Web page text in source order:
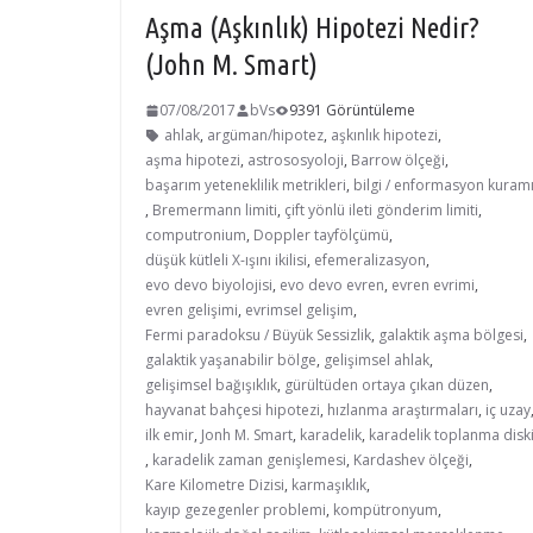
Aşma (Aşkınlık) Hipotezi Nedir?
(John M. Smart)
07/08/2017 bVs
9391 Görüntüleme
ahlak, argüman/hipotez, aşkınlık hipotezi,
aşma hipotezi, astrososyoloji, Barrow ölçeği,
başarım yeteneklilik metrikleri, bilgi / enformasyon kuramı
, Bremermann limiti, çift yönlü ileti gönderim limiti,
computronium, Doppler tayfölçümü,
düşük kütleli X-ışını ikilisi, efemeralizasyon,
evo devo biyolojisi, evo devo evren, evren evrimi,
evren gelişimi, evrimsel gelişim,
Fermi paradoksu / Büyük Sessizlik, galaktik aşma bölgesi,
galaktik yaşanabilir bölge, gelişimsel ahlak,
gelişimsel bağışıklık, gürültüden ortaya çıkan düzen,
hayvanat bahçesi hipotezi, hızlanma araştırmaları, iç uzay,
ilk emir, Jonh M. Smart, karadelik, karadelik toplanma diski
, karadelik zaman genişlemesi, Kardashev ölçeği,
Kare Kilometre Dizisi, karmaşıklık,
kayıp gezegenler problemi, kompütronyum,